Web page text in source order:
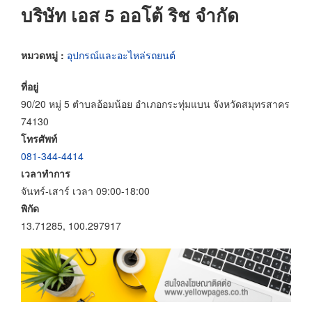
บริษัท เอส 5 ออโต้ ริช จำกัด
หมวดหมู่ : อุปกรณ์และอะไหล่รถยนต์
ที่อยู่
90/20 หมู่ 5 ตำบลอ้อมน้อย อำเภอกระทุ่มแบน จังหวัดสมุทรสาคร
74130
โทรศัพท์
081-344-4414
เวลาทำการ
จันทร์-เสาร์ เวลา 09:00-18:00
พิกัด
13.71285, 100.297917